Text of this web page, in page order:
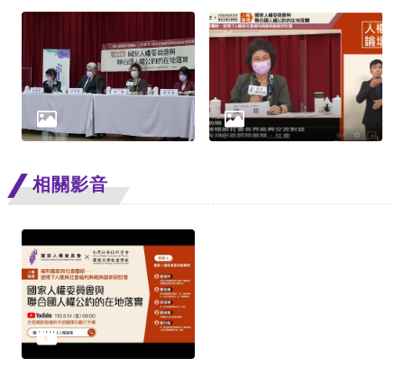
安
全
隱
權
保
護
政
相關影音